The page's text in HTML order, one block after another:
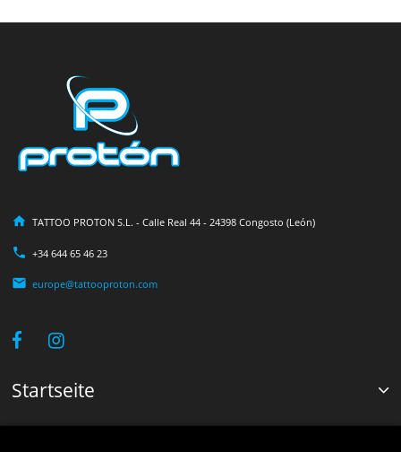
Startseite
TATTOO PROTON S.L. - Calle Real 44 - 24398 Congosto (León)
+34 644 65 46 23
europe@tattooproton.com